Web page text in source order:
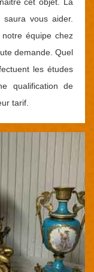
vous aider.
notre équipe chez
demande. Quel
les études
qualification de
tarif.